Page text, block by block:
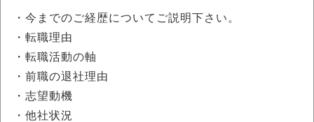
・今までのご経歴についてご説明下さい。
・転職理由
・転職活動の軸
・前職の退社理由
・志望動機
・他社状況